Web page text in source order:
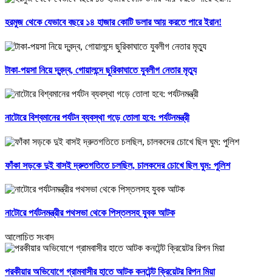
হরমুজ থেকে যেভাবে বছরে ১৪ হাজার কোটি ডলার আয় করতে পারে ইরান!
টাকা-পয়সা নিয়ে দ্বন্দ্ব, গোয়ালন্দে ছুরিকাঘাতে যুবলীগ নেতার মৃত্যু
নাটোরে বিশ্বমানের পর্যটন ব্যবস্থা গড়ে তোলা হবে: পর্যটনমন্ত্রী
ফাঁকা সড়কে দুই বাসই দ্রুতগতিতে চলছিল, চালকদের চোখে ছিল ঘুম: পুলিশ
নাটোরে পর্যটনমন্ত্রীর পথসভা থেকে পিস্তলসহ যুবক আটক
আলোচিত সংবাদ
পরকীয়ার অভিযোগে গ্রামবাসীর হাতে আটক কনটেন্ট ক্রিয়েটর রিপন মিয়া